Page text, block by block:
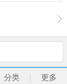
分类 更多